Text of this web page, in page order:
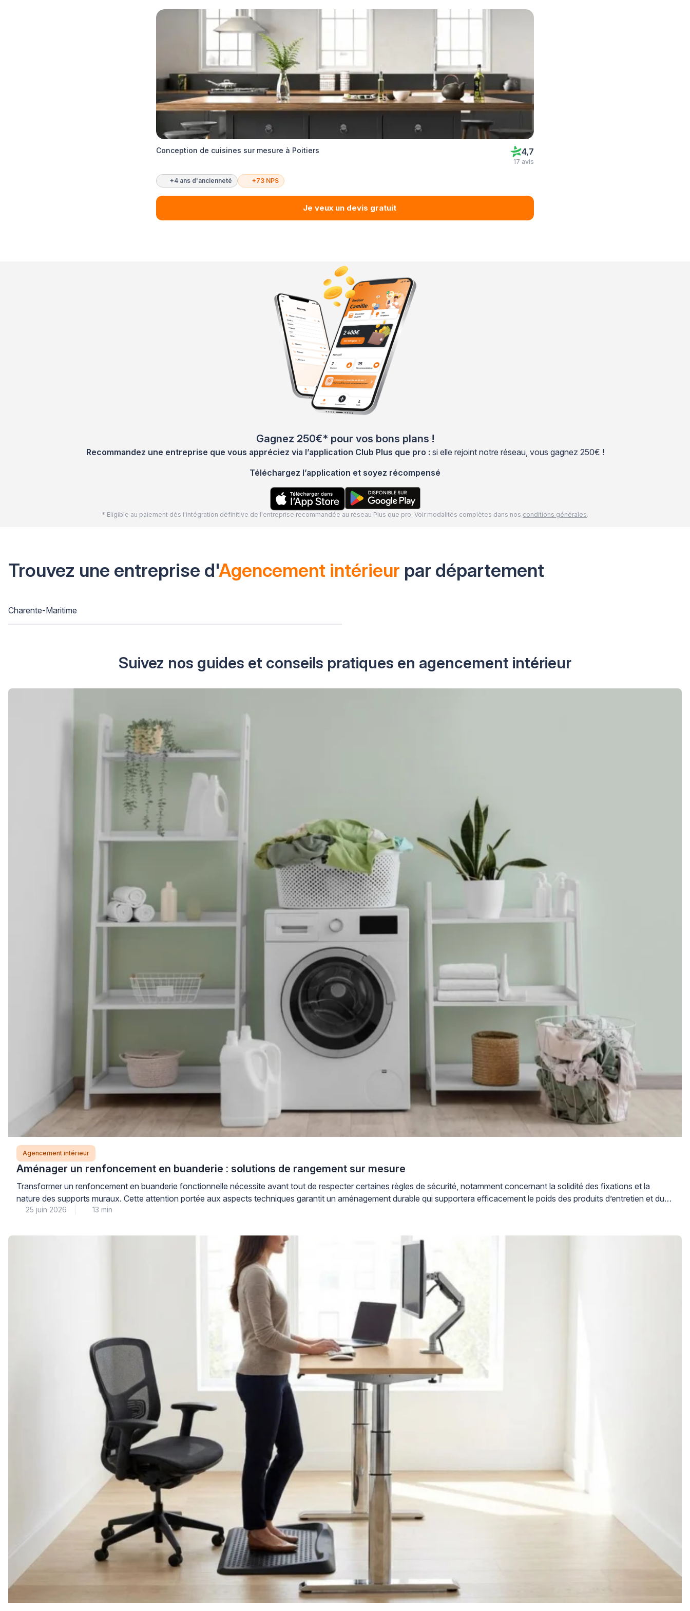
Conception de cuisines sur mesure à Poitiers 4,7
17 avis
+4 ans d'ancienneté +73 NPS
Je veux un devis gratuit
Gagnez 250€* pour vos bons plans !
Recommandez une entreprise que vous appréciez via l’application Club Plus que pro : si elle rejoint notre réseau, vous gagnez 250€ !
Téléchargez l’application et soyez récompensé
* Eligible au paiement dès l'intégration définitive de l'entreprise recommandée au réseau Plus que pro. Voir modalités complètes dans nos conditions générales.
Trouvez une entreprise d'Agencement intérieur par département
Charente-Maritime
Suivez nos guides et conseils pratiques en agencement intérieur
Agencement intérieur
Aménager un renfoncement en buanderie : solutions de rangement sur mesure
Transformer un renfoncement en buanderie fonctionnelle nécessite avant tout de respecter certaines règles de sécurité, notamment concernant la solidité des fixations et la
nature des supports muraux. Cette attention portée aux aspects techniques garantit un aménagement durable qui supportera efficacement le poids des produits d’entretien et du
linge, tout en préservant l’intégrité de vos cloisons. […]
25 juin 2026 13 min